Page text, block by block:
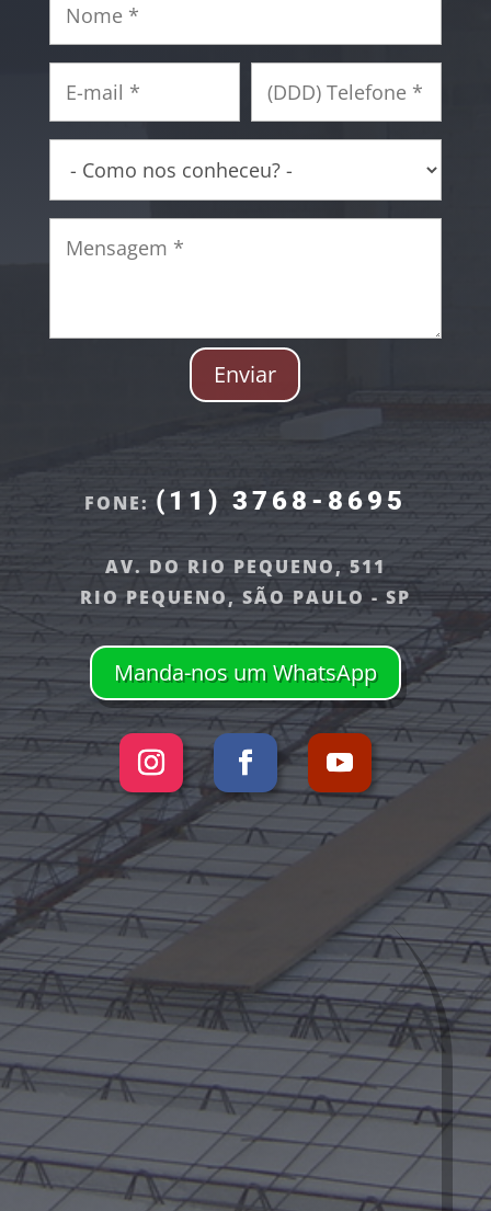
Enviar
FONE: (11) 3768-8695
AV. DO RIO PEQUENO, 511
RIO PEQUENO, SÃO PAULO - SP
Manda-nos um WhatsApp